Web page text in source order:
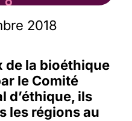
2018
de la bioéthique
le Comité
d’éthique, ils
les régions au